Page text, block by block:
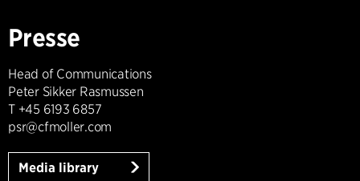
Presse
Head of Communications
Peter Sikker Rasmussen
T +45 6193 6857
psr@cfmoller.com
Media library